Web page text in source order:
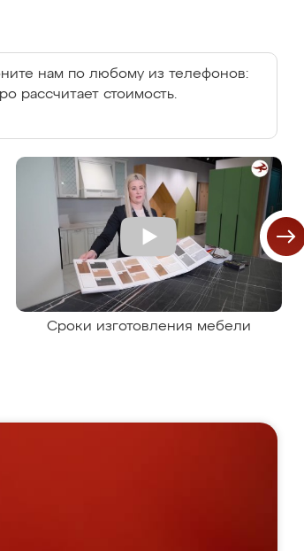
нам по любому из телефонов:
рассчитает стоимость.
Сроки изготовления мебели